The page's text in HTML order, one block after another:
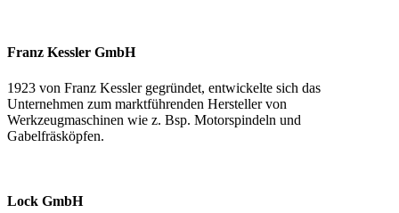
Franz Kessler GmbH
1923 von Franz Kessler gegründet, entwickelte sich das
Unternehmen zum marktführenden Hersteller von
Werkzeugmaschinen wie z. Bsp. Motorspindeln und
Gabelfräsköpfen.
Lock GmbH